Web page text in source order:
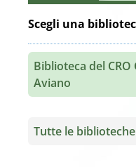
Scegli una
Biblioteca del
Aviano
Tutte le biblioteche